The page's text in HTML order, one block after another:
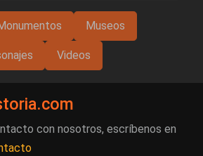
Museos
Videos
con nosotros, escríbenos en